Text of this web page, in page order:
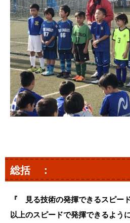
総括 ：
『 見る技術の発揮できるスピー
以上のスピードで発揮できるよう